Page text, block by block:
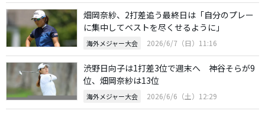
畑岡奈紗、2打差追う最終日は「自分のプレー
に集中してベストを尽くせるように」
海外メジャー大会 2026/6/7（日）11:16
渋野日向子は1打差3位で週末へ 神谷そらが9
位、畑岡奈紗は13位
海外メジャー大会 2026/6/6（土）12:29